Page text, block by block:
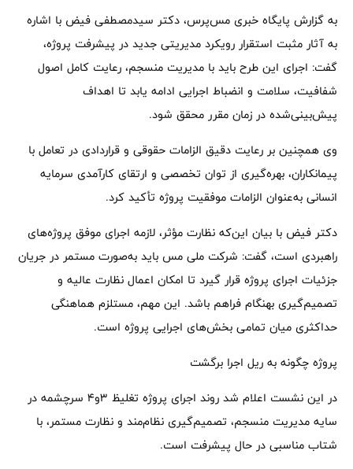
به گزارش پایگاه خبری مس‌پرس، دکتر سیدمصطفی فیض با اشاره
به آثار مثبت استقرار رویکرد مدیریتی جدید در پیشرفت پروژه،
گفت: اجرای این طرح باید با مدیریت منسجم، رعایت کامل اصول
شفافیت، سلامت و انضباط اجرایی ادامه یابد تا اهداف
پیش‌بینی‌شده در زمان مقرر محقق شود.
وی همچنین بر رعایت دقیق الزامات حقوقی و قراردادی در تعامل با
پیمانکاران، بهره‌گیری از توان تخصصی و ارتقای کارآمدی سرمایه
انسانی به‌عنوان الزامات موفقیت پروژه تأکید کرد.
دکتر فیض با بیان این‌که نظارت مؤثر، لازمه اجرای موفق پروژه‌های
راهبردی است، گفت: شرکت ملی مس باید به‌صورت مستمر در جریان
جزئیات اجرای پروژه قرار گیرد تا امکان اعمال نظارت عالیه و
تصمیم‌گیری بهنگام فراهم باشد. این مهم، مستلزم هماهنگی
حداکثری میان تمامی بخش‌های اجرایی پروژه است.
پروژه چگونه به ریل اجرا برگشت
در این نشست اعلام شد روند اجرای پروژه تغلیظ ۳و۴ سرچشمه در
سایه مدیریت منسجم، تصمیم‌گیری نظام‌مند و نظارت مستمر، با
شتاب مناسبی در حال پیشرفت است.